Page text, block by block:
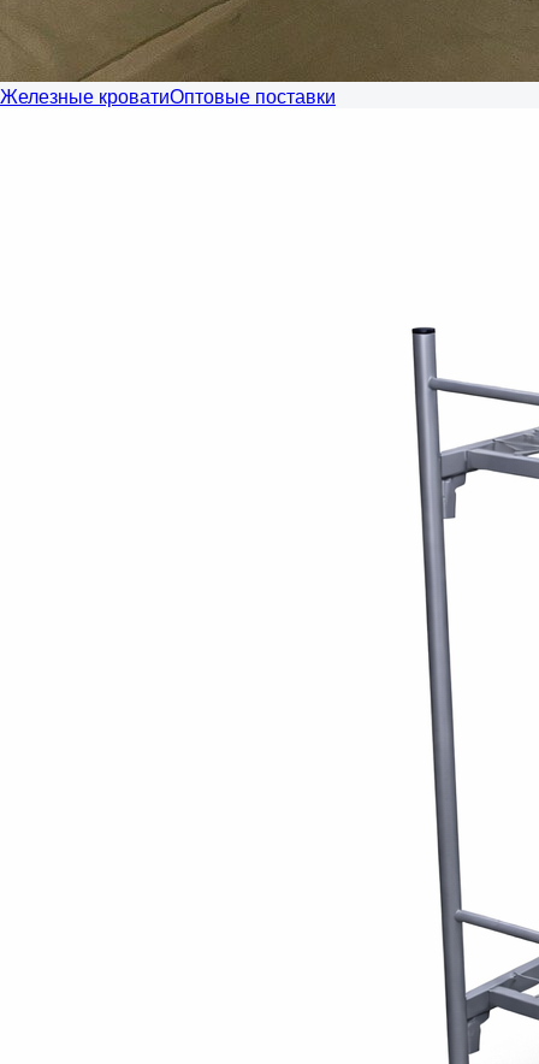
Железные кроватиОптовые поставки